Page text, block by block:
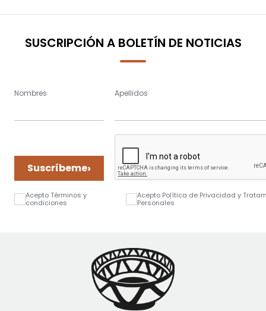
page
SUSCRIPCIÓN A BOLETÍN DE NOTICIAS
Nombres Apellidos
Suscríbeme›
Acepto Términos y
condiciones
Acepto Política de Privacidad y
Personales